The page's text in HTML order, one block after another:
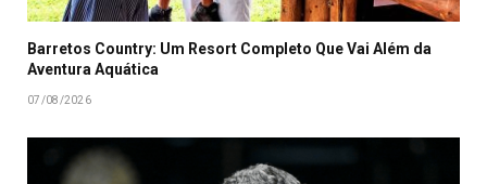
Barretos Country: Um Resort Completo Que Vai Além da
Aventura Aquática
07/08/2026